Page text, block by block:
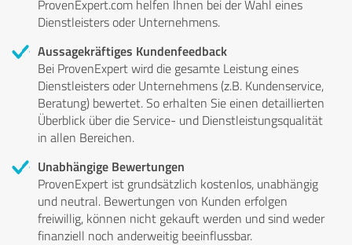
ProvenExpert.com helfen Ihnen bei der Wahl eines
Dienstleisters oder Unternehmens.
Aussagekräftiges Kundenfeedback
Bei ProvenExpert wird die gesamte Leistung eines
Dienstleisters oder Unternehmens (z.B. Kundenservice,
Beratung) bewertet. So erhalten Sie einen detaillierten
Überblick über die Service- und Dienstleistungsqualität
in allen Bereichen.
Unabhängige Bewertungen
ProvenExpert ist grundsätzlich kostenlos, unabhängig
und neutral. Bewertungen von Kunden erfolgen
freiwillig, können nicht gekauft werden und sind weder
finanziell noch anderweitig beeinflussbar.